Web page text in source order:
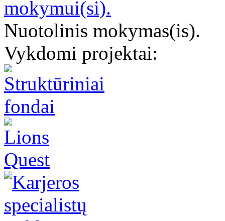
Nuotolinis mokymas(is).
Vykdomi projektai: